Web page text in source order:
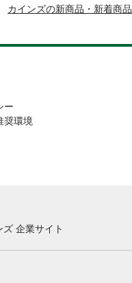
カインズの新商品・新着商品
ー
奨環境
ズ 企業サイト